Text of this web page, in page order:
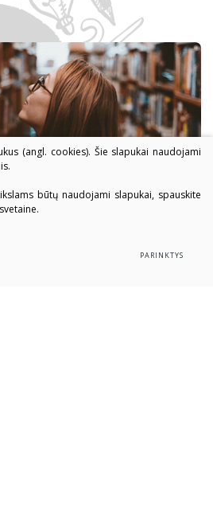
(angl. cookies). Šie slapukai naudojami
būtų naudojami slapukai, spauskite
PARINKTYS